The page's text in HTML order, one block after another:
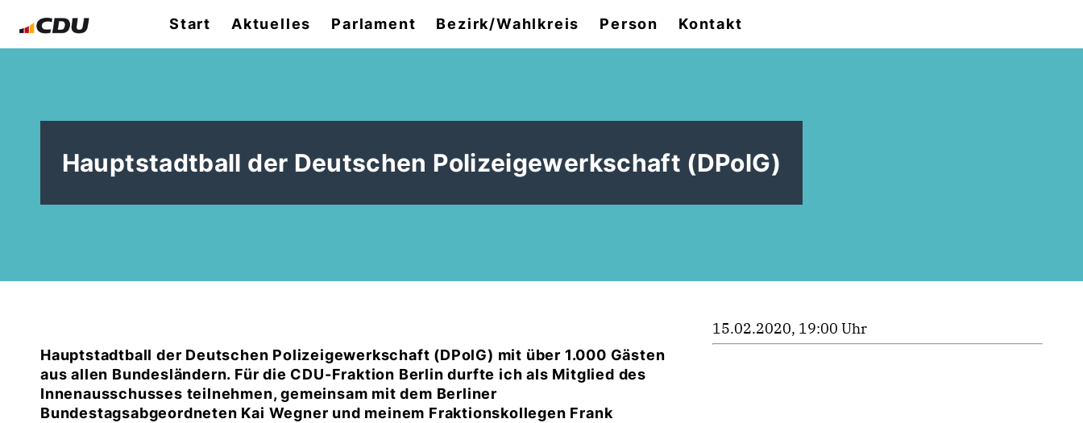
Start Aktuelles Parlament Bezirk/Wahlkreis Person Kontakt
Hauptstadtball der Deutschen Polizeigewerkschaft (DPolG)
Hauptstadtball der Deutschen Polizeigewerkschaft (DPolG) mit über 1.000 Gästen
aus allen Bundesländern. Für die CDU-Fraktion Berlin durfte ich als Mitglied des
Innenausschusses teilnehmen, gemeinsam mit dem Berliner
Bundestagsabgeordneten Kai Wegner und meinem Fraktionskollegen Frank
15.02.2020, 19:00 Uhr